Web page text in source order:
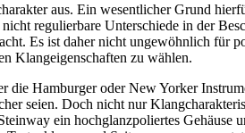
aus. Ein wesentlicher Grund
regulierbare Unterschiede in der
Es ist daher nicht ungewöhnlich
Klangeigenschaften zu wählen.
die Hamburger oder New Yorker
seien. Doch nicht nur
ein hochglanzpoliertes